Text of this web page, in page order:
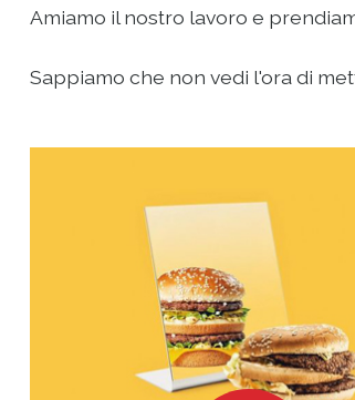
Amiamo il nostro lavoro e
Sappiamo che non vedi l'ora di